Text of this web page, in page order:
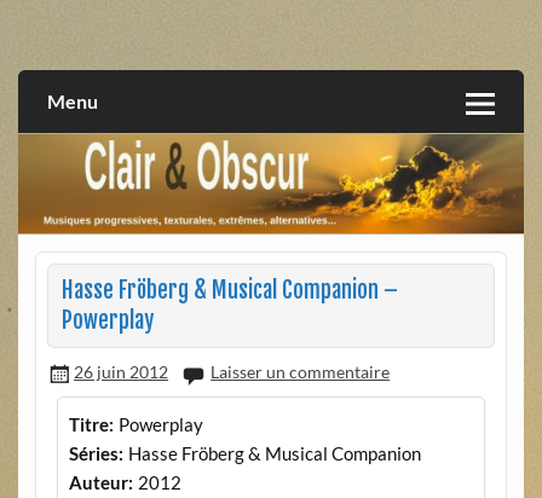
extrêmes, alternatives, texturales
Menu
Hasse Fröberg & Musical Companion –
Powerplay
26 juin 2012 Laisser un commentaire
Titre: Powerplay
Séries: Hasse Fröberg & Musical Companion
Auteur: 2012